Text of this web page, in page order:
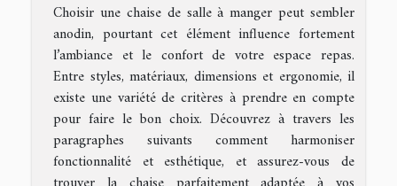
Choisir une chaise de salle à manger peut sembler
anodin, pourtant cet élément influence fortement
l’ambiance et le confort de votre espace repas.
Entre styles, matériaux, dimensions et ergonomie, il
existe une variété de critères à prendre en compte
pour faire le bon choix. Découvrez à travers les
paragraphes suivants comment harmoniser
fonctionnalité et esthétique, et assurez-vous de